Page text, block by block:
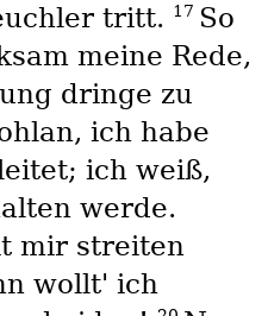
tritt. 17 So
meine Rede,
dringe zu
ich habe
ich weiß,
werde.
mir streiten
wollt' ich